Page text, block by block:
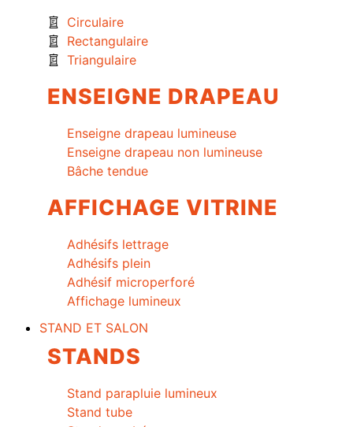
Circulaire
Rectangulaire
Triangulaire
ENSEIGNE DRAPEAU
Enseigne drapeau lumineuse
Enseigne drapeau non lumineuse
Bâche tendue
AFFICHAGE VITRINE
Adhésifs lettrage
Adhésifs plein
Adhésif microperforé
Affichage lumineux
STAND ET SALON
STANDS
Stand parapluie lumineux
Stand tube